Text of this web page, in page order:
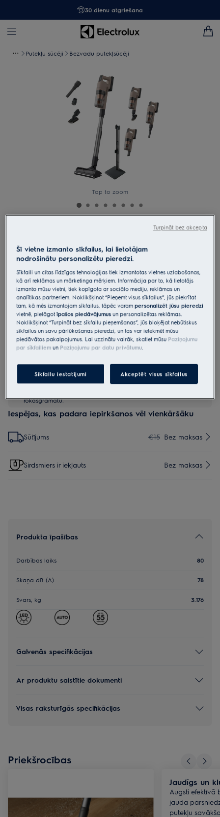
30 dienu atgriešana
Putekļu sūcēji Bezvadu putekļsūcēji
Tap to zoom
900. sērijas bezvadu putekļsūcējs
4.7 (86)
Priekšrocības
Savā klasē labākais izpildes laiks un līdz 100% putekļu uzsūkšana*.
Uzgalis “AllFloor Power”: jauda, ātrums un līdz 100% putekļu
uzsūkšana.
Bezsuku invertora motors ar 10 gadu garantiju**.
Drošības norādījumi un drošības brīdinājumi saskaņā ar ES
regulu 2023/988 ir norādīti lietotāja rokasgrāmatā. Lai
rokasgrāmatu.
Iespējas, kas padara iepirkšanos vēl vienkāršāku
Sūtījums €15 Bez maksas
Sirdsmiers ir iekļauts Bez maksas
Produkta īpašības
Darbības laiks 80
Skaņa dB (A) 78
Svars, kg 3.176
Galvenās specifikācijas
Ar produktu saistītie dokumenti
Visas raksturīgās specifikācijas
Priekšrocības
Jaudīgs un
Augsti efektīvā
jauda
putekļu
Šī vietne izmanto sīkfailus, lai lietotājam
nodrošinātu personalizētu pieredzi.
Sīkfaili un citas līdzīgas tehnoloģijas tiek izmantotas vietnes uzlabošanas,
kā arī reklāmas un mārketinga mērķiem. Informācija par to, kā lietotājs
izmanto mūsu vietni, tiek kopīgota ar sociālo mediju, reklāmas un
analītikas partneriem. Noklikšķinot “Pieņemt visus sīkfailus”, jūs piekrītat
tam, kā mēs izmantojam sīkfailus, tāpēc varampersonalizēt jūsu pieredzi
vietnē, pielāgotīpašos piedāvājumus un personalizētas reklāmas.
Noklikšķinot “Turpināt bez sīkfailu pieņemšanas”, jūs bloķējat nebūtiskus
sīkfailus un savu pārlūkošanas pieredzi, un tas var ietekmēt mūsu
piedāvātos pakalpojumus. Lai uzzinātu vairāk, skatiet mūsu Paziņojumu
par sīkfailiem un Paziņojumu par datu privātumu.
Sīkfailu iestatījumi Akceptēt visus sīkfailus
Turpināt bez akcepta